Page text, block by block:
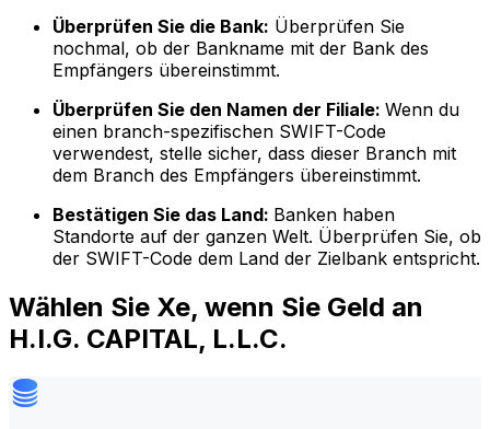
Überprüfen Sie die Bank: Überprüfen Sie
nochmal, ob der Bankname mit der Bank des
Empfängers übereinstimmt.
Überprüfen Sie den Namen der Filiale: Wenn du
einen branch-spezifischen SWIFT-Code
verwendest, stelle sicher, dass dieser Branch mit
dem Branch des Empfängers übereinstimmt.
Bestätigen Sie das Land: Banken haben
Standorte auf der ganzen Welt. Überprüfen Sie, ob
der SWIFT-Code dem Land der Zielbank entspricht.
Wählen Sie Xe, wenn Sie Geld an
H.I.G. CAPITAL, L.L.C.